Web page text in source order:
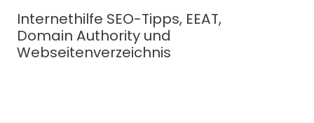
Inhalt
springen
Internethilfe SEO-Tipps, EEAT,
Domain Authority und
Webseitenverzeichnis